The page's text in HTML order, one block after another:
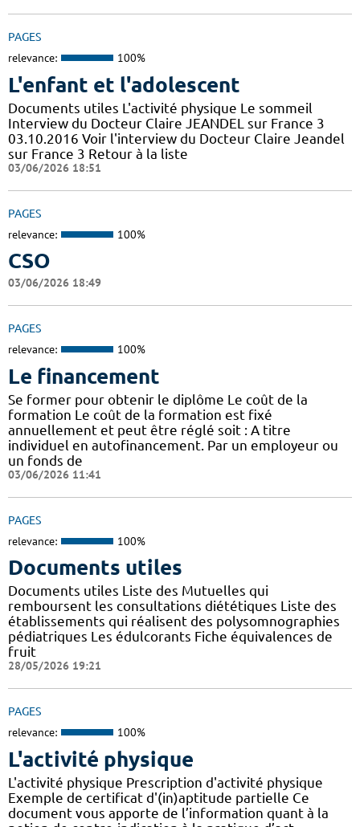
PAGES
relevance: 100%
L'enfant et l'adolescent
Documents utiles L'activité physique Le sommeil
Interview du Docteur Claire JEANDEL sur France 3
03.10.2016 Voir l'interview du Docteur Claire Jeandel
sur France 3 Retour à la liste
03/06/2026 18:51
PAGES
relevance: 100%
CSO
03/06/2026 18:49
PAGES
relevance: 100%
Le financement
Se former pour obtenir le diplôme Le coût de la
formation Le coût de la formation est fixé
annuellement et peut être réglé soit : A titre
individuel en autofinancement. Par un employeur ou
un fonds de
03/06/2026 11:41
PAGES
relevance: 100%
Documents utiles
Documents utiles Liste des Mutuelles qui
remboursent les consultations diététiques Liste des
établissements qui réalisent des polysomnographies
pédiatriques Les édulcorants Fiche équivalences de
fruit
28/05/2026 19:21
PAGES
relevance: 100%
L'activité physique
L'activité physique Prescription d'activité physique
Exemple de certificat d'(in)aptitude partielle Ce
document vous apporte de l’information quant à la